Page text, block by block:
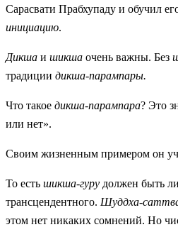
Сарасвати Прабхупаду и обучил
инициацию.
Дикша и шикша очень важны. Без
традиции дикша-парампары.
Что такое дикша-парампара? Это
или нет».
Своим жизненным примером он
То есть шикша-гуру должен быть
трансцендентного. Шуддха-
этом нет никаких сомнений. Но